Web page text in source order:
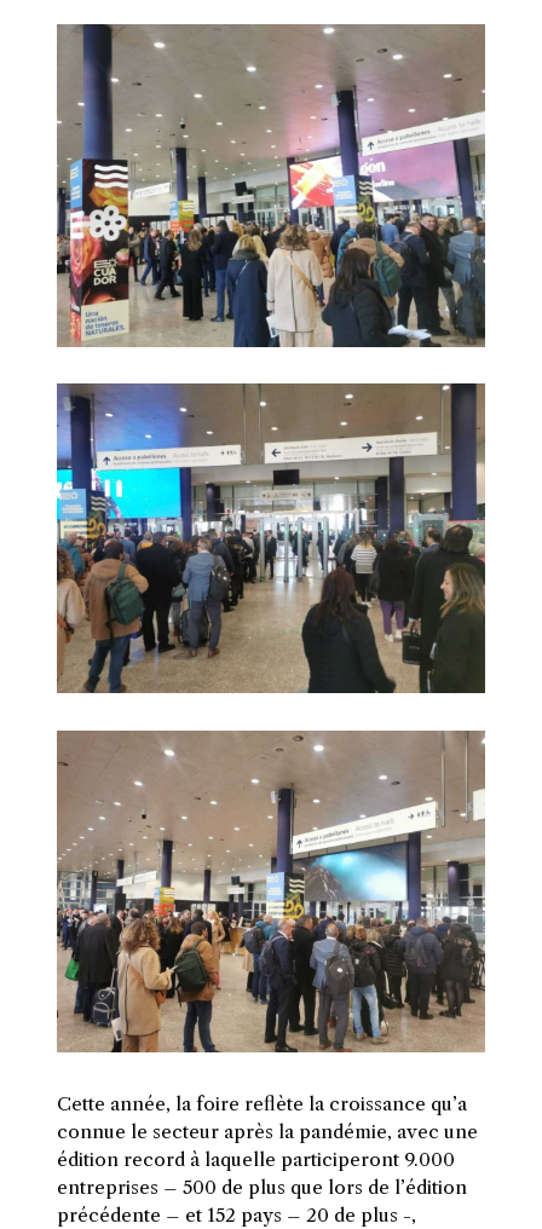
Cette année, la foire reflète la croissance qu’a
connue le secteur après la pandémie, avec une
édition record à laquelle participeront 9.000
entreprises – 500 de plus que lors de l’édition
précédente – et 152 pays – 20 de plus -,